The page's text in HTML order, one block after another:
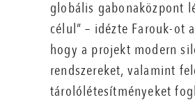
globális gabonaközpont
célul” – idézte Farouk-ot a
hogy a projekt modern
rendszereket, valamint
tárolólétesítményeket